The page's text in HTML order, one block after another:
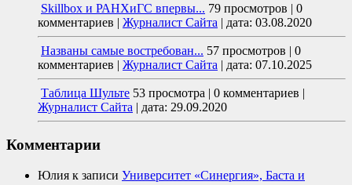
Skillbox и РАНХиГС впервы... 79 просмотров | 0
комментариев | Журналист Сайта | дата: 03.08.2020
Названы самые востребован... 57 просмотров | 0
комментариев | Журналист Сайта | дата: 07.10.2025
Таблица Шульте 53 просмотра | 0 комментариев |
Журналист Сайта | дата: 29.09.2020
Комментарии
Юлия к записи Университет «Синергия», Баста и